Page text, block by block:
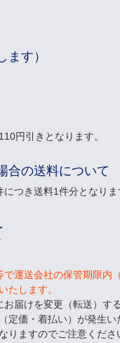
す）
円引きとなります。
合の送料について
つき送料1件分となりま
運送会社の保管期限内
たします。
届けを変更（転送）す
定価・着払い）が発生
りますのでご注意くだ